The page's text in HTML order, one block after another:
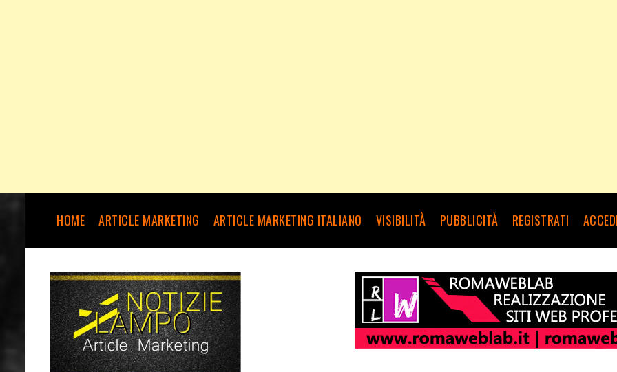
HOME ARTICLE MARKETING ARTICLE MARKETING ITALIANO VISIBILITÀ PUBBLICITÀ REGISTRATI